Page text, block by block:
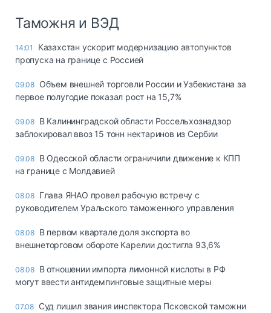
Таможня и ВЭД
14:01
Казахстан ускорит модернизацию автопунктов
пропуска на границе с Россией
09.08 Объем внешней торговли России и Узбекистана за
первое полугодие показал рост на 15,7%
09.08 В Калининградской области Россельхознадзор
заблокировал ввоз 15 тонн нектаринов из Сербии
09.08 В Одесской области ограничили движение к КПП
на границе с Молдавией
08.08 Глава ЯНАО провел рабочую встречу с
руководителем Уральского таможенного управления
08.08 В первом квартале доля экспорта во
внешнеторговом обороте Карелии достигла 93,6%
08.08 В отношении импорта лимонной кислоты в РФ
могут ввести антидемпинговые защитные меры
07.08 Суд лишил звания инспектора Псковской таможни